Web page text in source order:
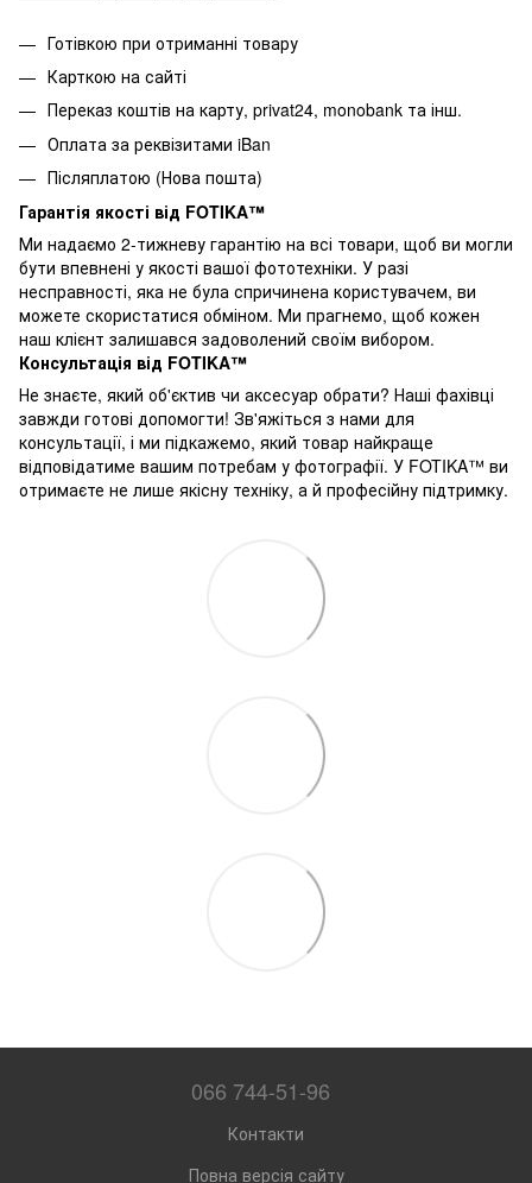
Готівкою при отриманні товару
Карткою на сайті
Переказ коштів на карту, privat24, monobank та інш.
Оплата за реквізитами iBan
Післяплатою (Нова пошта)
Гарантія якості від FOTIKA™
Ми надаємо 2-тижневу гарантію на всі товари, щоб ви могли
бути впевнені у якості вашої фототехніки. У разі
несправності, яка не була спричинена користувачем, ви
можете скористатися обміном. Ми прагнемо, щоб кожен
наш клієнт залишався задоволений своїм вибором.
Консультація від FOTIKA™
Не знаєте, який об'єктив чи аксесуар обрати? Наші фахівці
завжди готові допомогти! Зв'яжіться з нами для
консультації, і ми підкажемо, який товар найкраще
відповідатиме вашим потребам у фотографії. У FOTIKA™ ви
отримаєте не лише якісну техніку, а й професійну підтримку.
066 744-51-96
Контакти
Повна версія сайту